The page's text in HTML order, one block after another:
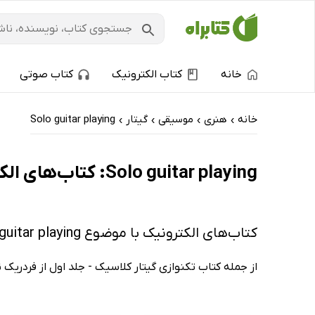
خانه کتاب الکترونیک کتاب صوتی
خانه › هنری › موسیقی › گیتار ›
Solo guitar playing
Solo guitar playing: کتاب‌های الکترونیک و کتاب‌های صوتی - پرفروش‌ها
کتاب‌های الکترونیک با موضوع Solo guitar playing
از جمله کتاب تکنوازی گیتار کلاسیک - جلد اول از